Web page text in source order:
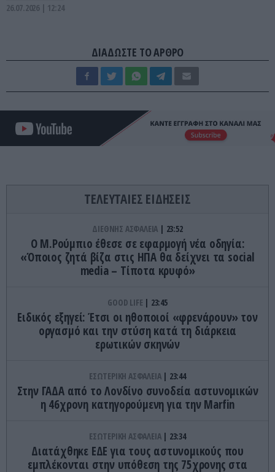
26.07.2026 | 12:24
ΔΙΑΔΩΣΤΕ ΤΟ ΑΡΘΡΟ
ΤΕΛΕΥΤΑΙΕΣ ΕΙΔΗΣΕΙΣ
ΔΙΕΘΝΗΣ ΑΣΦΑΛΕΙΑ 23:52
Ο Μ.Ρούμπιο έθεσε σε εφαρμογή νέα οδηγία:
«Όποιος ζητά βίζα στις ΗΠΑ θα δείχνει τα social
media – Τίποτα κρυφό»
GOOD LIFE 23:45
Ειδικός εξηγεί: Έτσι οι ηθοποιοί «φρενάρουν» τον
οργασμό και την στύση κατά τη διάρκεια
ερωτικών σκηνών
ΕΣΩΤΕΡΙΚΗ ΑΣΦΑΛΕΙΑ 23:44
Στην ΓΑΔΑ από το Λονδίνο συνοδεία αστυνομικών
η 46χρονη κατηγορούμενη για την Marfin
ΕΣΩΤΕΡΙΚΗ ΑΣΦΑΛΕΙΑ 23:34
Διατάχθηκε ΕΔΕ για τους αστυνομικούς που
εμπλέκονται στην υπόθεση της 75χρονης στα